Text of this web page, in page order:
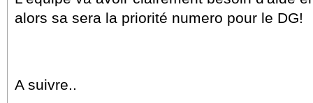
alors sa sera la priorité numero pour le DG!
A suivre..